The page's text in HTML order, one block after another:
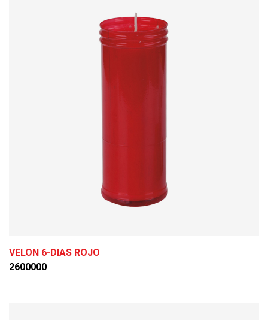
VELON 6-DIAS ROJO
2600000